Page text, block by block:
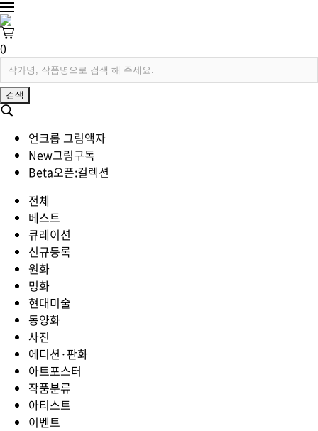
0
검색
언크롭 그림액자
New그림구독
Beta오픈:컬렉션
전체
베스트
큐레이션
신규등록
원화
명화
현대미술
동양화
사진
에디션·판화
아트포스터
작품분류
아티스트
이벤트